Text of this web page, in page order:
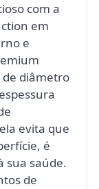
com a
em
e
de diâmetro
evita que
é
sua saúde.
de